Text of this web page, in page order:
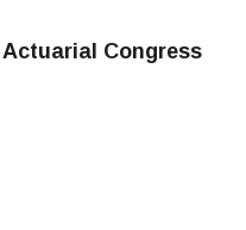
Congress